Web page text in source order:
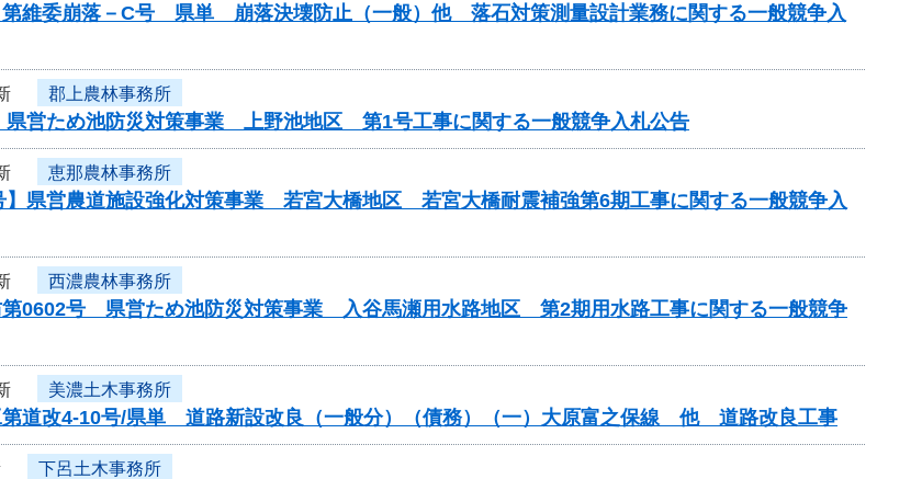
第維委崩落－C号 県単 崩落決壊防止（一般）他 落石対策測量設計業務に関する一般競争入
郡上農林事務所
県営ため池防災対策事業 上野池地区 第1号工事に関する一般競争入札公告
恵那農林事務所
】県営農道施設強化対策事業 若宮大橋地区 若宮大橋耐震補強第6期工事に関する一般競争入
西濃農林事務所
第0602号 県営ため池防災対策事業 入谷馬瀬用水路地区 第2期用水路工事に関する一般競争
美濃土木事務所
第道改4-10号/県単 道路新設改良（一般分）（債務）（一）大原富之保線 他 道路改良工事
下呂土木事務所